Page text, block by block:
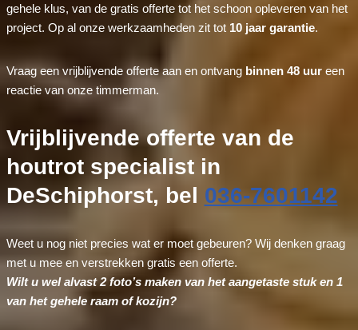
gehele klus, van de gratis offerte tot het schoon opleveren van het
project. Op al onze werkzaamheden zit tot 10 jaar garantie.
Vraag een vrijblijvende offerte aan en ontvang binnen 48 uureen
reactie van onze timmerman.
Vrijblijvende offerte van de
houtrot specialist in
DeSchiphorst, bel 036-7601142
Weet u nog niet precies wat er moet gebeuren? Wij denken graag
met u mee en verstrekken gratis een offerte.
Wilt u wel alvast 2 foto’s maken van het aangetaste stuk en 1
van het gehele raam of kozijn?